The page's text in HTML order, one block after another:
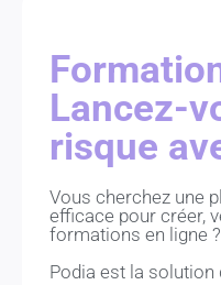
Lancez-
risque
Vous cherchez une
efficace pour créer,
formations en ligne ?
Podia est la solution